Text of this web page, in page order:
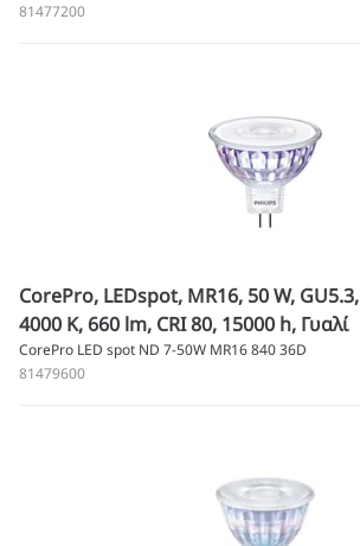
81477200
CorePro, LEDspot, MR16, 50 W, GU5.3,
4000 K, 660 lm, CRI 80, 15000 h, Γυαλί
CorePro LED spot ND 7-50W MR16 840 36D
81479600